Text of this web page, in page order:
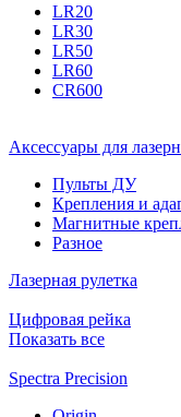
LR20
LR30
LR50
LR60
CR600
Аксессуары для
Пульты ДУ
Крепления и
Магнитные
Разное
Лазерная рулетка
Цифровая рейка
Показать все
Spectra Precision